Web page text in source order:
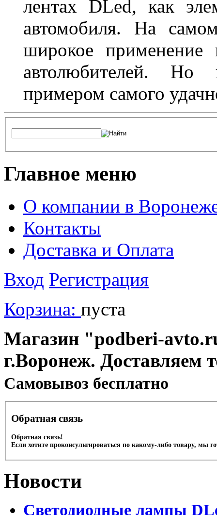
лентах DLed, как
автомобиля. На
широкое
автолюбителей. Но
примером самого
Главное меню
О компании в
Контакты
Доставка и Оплата
Вход Регистрация
Корзина: пуста
Магазин "podberi-
г.Воронеж. Доставляем
Cамовывоз бесплатно
Обратная связь
Обратная связь!
Если хотите проконсультироваться по какому-либо товару, мы
Новости
Светодиодные лампы